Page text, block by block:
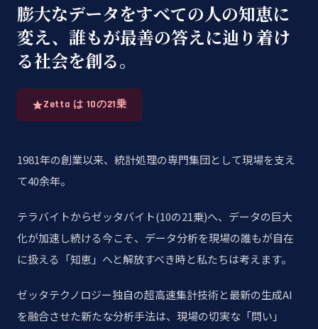
膨大なデータをすべての人の知恵に
変え、誰もが最善の答えに辿り着け
る社会を創る。
Zetta は 10の21乗
1981年の創業以来、統計処理の専門集団として現場を支え
て40余年。
テラバイトからゼッタバイト(10の21乗)へ、データの巨大
化が加速し続ける今こそ、データ分析を現場の誰もが自在
に扱える「知恵」へと解放すべき時と私たちは考えます。
ゼッタテクノロジー独自の超高速集計技術と最新の生成AI
を融合させた新たな分析手法は、現場の切実な「問い」